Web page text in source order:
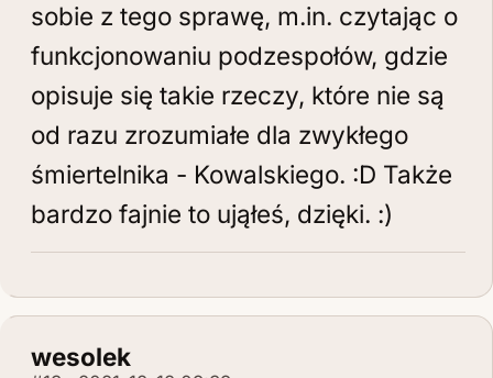
sobie z tego sprawę, m.in. czytając o
funkcjonowaniu podzespołów, gdzie
opisuje się takie rzeczy, które nie są
od razu zrozumiałe dla zwykłego
śmiertelnika - Kowalskiego. :D Także
bardzo fajnie to ująłeś, dzięki. :)
wesolek